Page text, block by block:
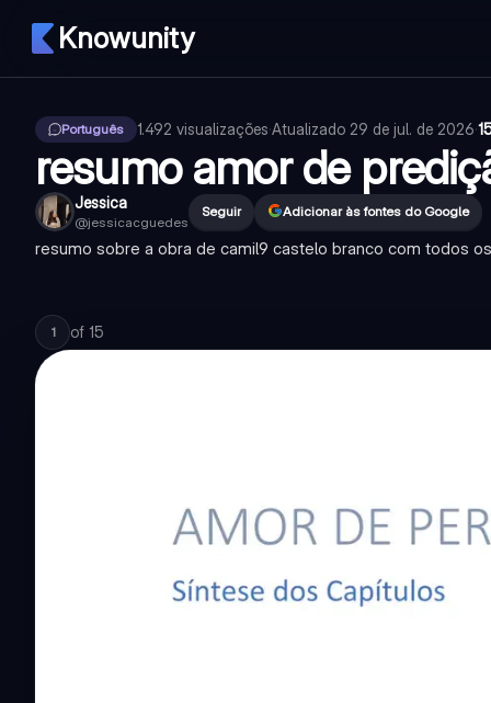
Knowunity
Português 1.492 visualizações·Atualizado 29 de jul. de 2026·
resumo amor de
Jessica
@jessicacguedes
Seguir Adicionar às fontes do Google
resumo sobre a obra de camil9 castelo branco com todos
1 of 15